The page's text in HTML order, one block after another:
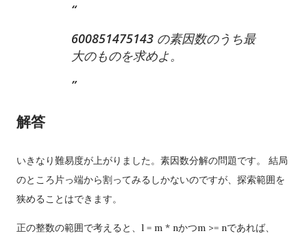
600851475143 の素因数のうち最
大のものを求めよ。
解答
いきなり難易度が上がりました。素因数分解の問題です。 結局
のところ片っ端から割ってみるしかないのですが、探索範囲を
狭めることはできます。
正の整数の範囲で考えると、l = m * nかつm >= nであれば、